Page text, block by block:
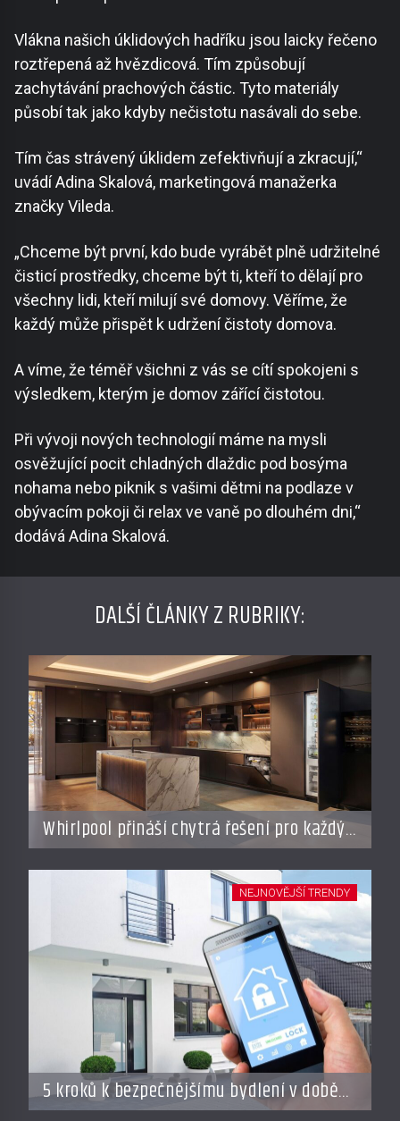
Vlákna našich úklidových hadříku jsou laicky řečeno
roztřepená až hvězdicová. Tím způsobují
zachytávání prachových částic. Tyto materiály
působí tak jako kdyby nečistotu nasávali do sebe.
Tím čas strávený úklidem zefektivňují a zkracují,“
uvádí Adina Skalová, marketingová manažerka
značky Vileda.
„Chceme být první, kdo bude vyrábět plně udržitelné
čisticí prostředky, chceme být ti, kteří to dělají pro
všechny lidi, kteří milují své domovy. Věříme, že
každý může přispět k udržení čistoty domova.
A víme, že téměř všichni z vás se cítí spokojeni s
výsledkem, kterým je domov zářící čistotou.
Při vývoji nových technologií máme na mysli
osvěžující pocit chladných dlaždic pod bosýma
nohama nebo piknik s vašimi dětmi na podlaze v
obývacím pokoji či relax ve vaně po dlouhém dni,“
dodává Adina Skalová.
DALŠÍ ČLÁNKY Z RUBRIKY:
Whirlpool přináší chytrá řešení pro každý
styl vaření
5 kroků k bezpečnějšímu bydlení v době
dovolené
NEJNOVĚJŠÍ TRENDY